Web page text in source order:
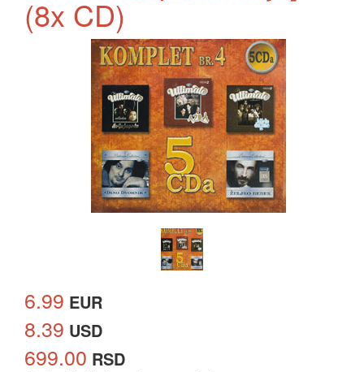
(8x CD)
6.99 EUR
8.39 USD
699.00 RSD